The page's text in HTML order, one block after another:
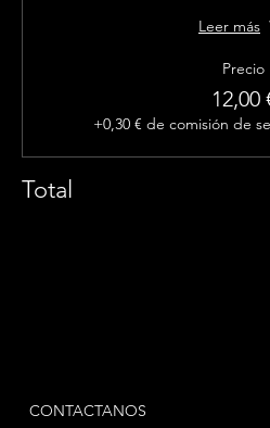
Leer más
Precio
12,00
+0,30 € de comisión de
Total
CONTACTANOS